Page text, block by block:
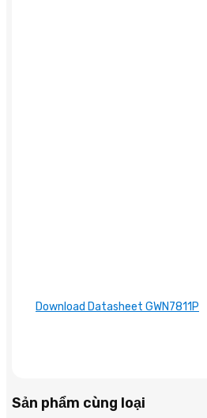
Download Datasheet GWN7811P
Sản phẩm cùng loại